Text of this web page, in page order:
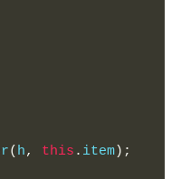
( h, this . item);